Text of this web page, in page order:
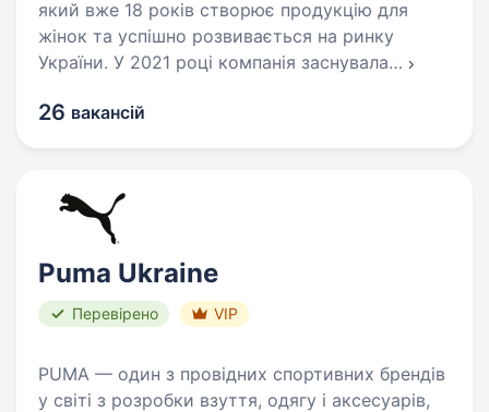
який вже 18 років створює продукцію для
жінок та успішно розвивається на ринку
України. У 2021 році компанія заснувала…
26 вакансій
Puma Ukraine
Перевірено VIP
PUMA — один з провідних спортивних брендів
у світі з розробки взуття, одягу і аксесуарів,